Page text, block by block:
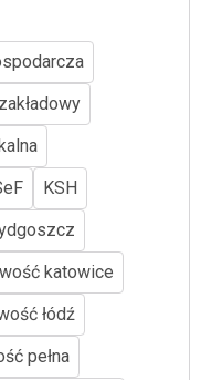
KSH
katowice
łódź
pełna